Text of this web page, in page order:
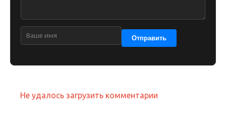
Отправить
Не удалось загрузить комментарии